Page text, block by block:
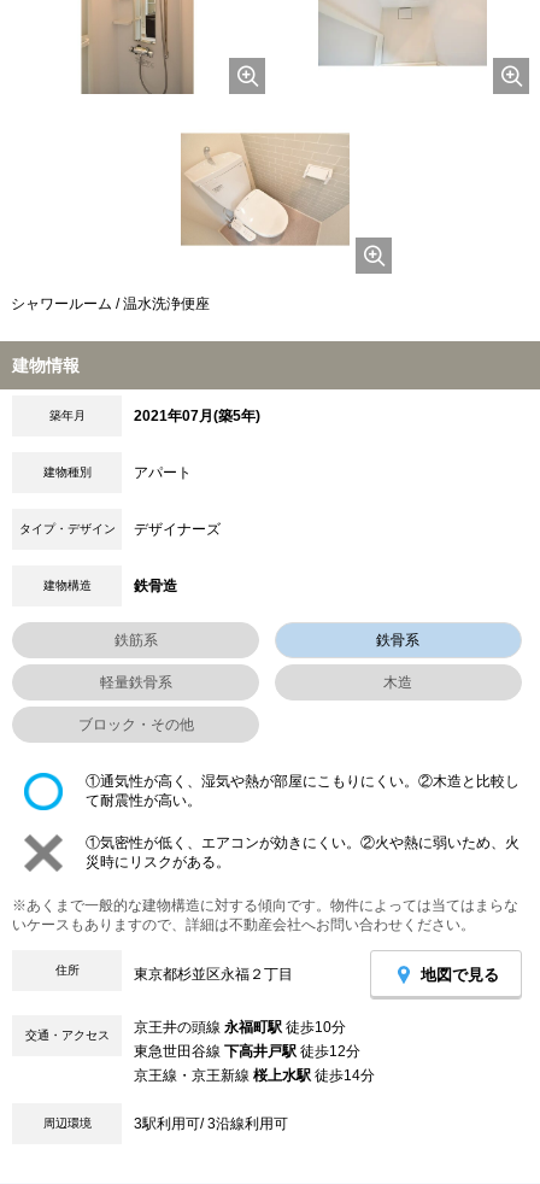
シャワールーム / 温水洗浄便座
建物情報
築年月 2021年07月(築5年)
建物種別 アパート
タイプ・デザイン デザイナーズ
建物構造 鉄骨造
鉄筋系 鉄骨系
軽量鉄骨系 木造
ブロック・その他
①通気性が高く、湿気や熱が部屋にこもりにくい。②木造と比較し
て耐震性が高い。
①気密性が低く、エアコンが効きにくい。②火や熱に弱いため、火
災時にリスクがある。
※あくまで一般的な建物構造に対する傾向です。物件によっては当てはまらな
いケースもありますので、詳細は不動産会社へお問い合わせください。
住所 東京都杉並区永福２丁目 地図で見る
交通・アクセス 京王井の頭線 永福町駅 徒歩10分
東急世田谷線 下高井戸駅 徒歩12分
京王線・京王新線 桜上水駅 徒歩14分
周辺環境 3駅利用可/ 3沿線利用可